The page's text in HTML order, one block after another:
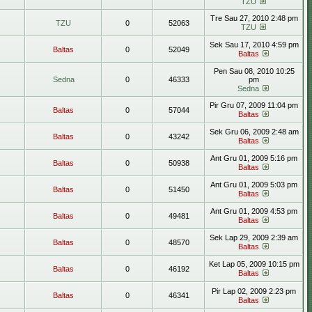
TZU 0 52063
Tre Sau 27, 2010 2:48 pm
TZU
Baltas 0 52049
Sek Sau 17, 2010 4:59 pm
Baltas
Sedna 0 46333
Pen Sau 08, 2010 10:25
pm
Sedna
Baltas 0 57044
Pir Gru 07, 2009 11:04 pm
Baltas
Baltas 0 43242
Sek Gru 06, 2009 2:48 am
Baltas
Baltas 0 50938
Ant Gru 01, 2009 5:16 pm
Baltas
Baltas 0 51450
Ant Gru 01, 2009 5:03 pm
Baltas
Baltas 0 49481
Ant Gru 01, 2009 4:53 pm
Baltas
Baltas 0 48570
Sek Lap 29, 2009 2:39 am
Baltas
Baltas 0 46192
Ket Lap 05, 2009 10:15 pm
Baltas
Baltas 0 46341
Pir Lap 02, 2009 2:23 pm
Baltas